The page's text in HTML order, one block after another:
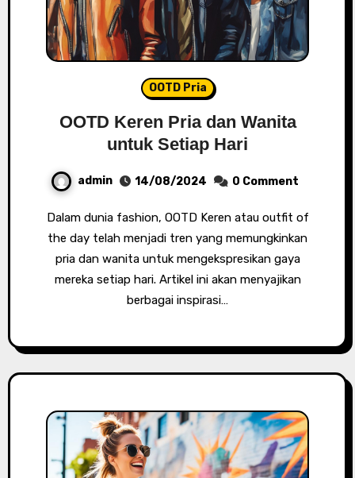
OOTD Pria
OOTD Keren Pria dan Wanita
untuk Setiap Hari
admin 14/08/2024 0 Comment
Dalam dunia fashion, OOTD Keren atau outfit of
the day telah menjadi tren yang memungkinkan
pria dan wanita untuk mengekspresikan gaya
mereka setiap hari. Artikel ini akan menyajikan
berbagai inspirasi…